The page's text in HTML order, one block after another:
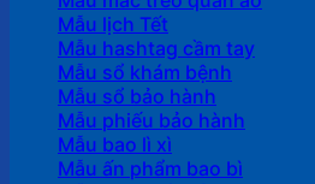
Mẫu lịch Tết
Mẫu hashtag cầm tay
Mẫu sổ khám bệnh
Mẫu sổ bảo hành
Mẫu phiếu bảo hành
Mẫu bao lì xì
Mẫu ấn phẩm bao bì